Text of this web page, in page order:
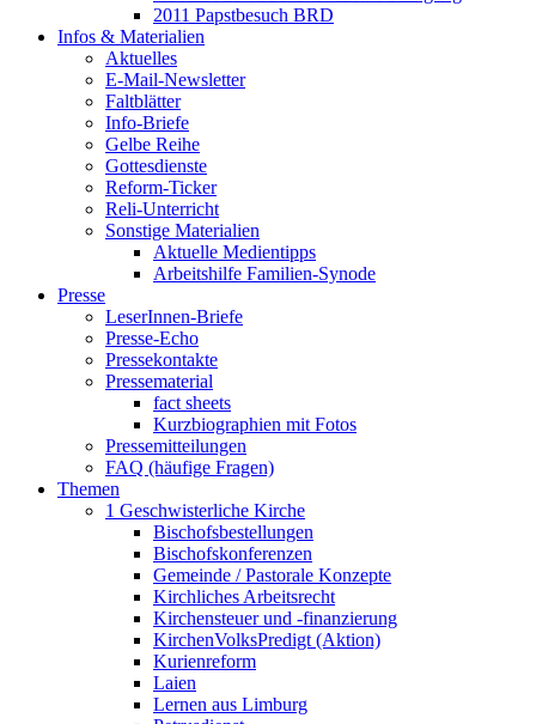
2011 Papstbesuch BRD
Infos & Materialien
Aktuelles
E-Mail-Newsletter
Faltblätter
Info-Briefe
Gelbe Reihe
Gottesdienste
Reform-Ticker
Reli-Unterricht
Sonstige Materialien
Aktuelle Medientipps
Arbeitshilfe Familien-Synode
Presse
LeserInnen-Briefe
Presse-Echo
Pressekontakte
Pressematerial
fact sheets
Kurzbiographien mit Fotos
Pressemitteilungen
FAQ (häufige Fragen)
Themen
1 Geschwisterliche Kirche
Bischofsbestellungen
Bischofskonferenzen
Gemeinde / Pastorale Konzepte
Kirchliches Arbeitsrecht
Kirchensteuer und -finanzierung
KirchenVolksPredigt (Aktion)
Kurienreform
Laien
Lernen aus Limburg